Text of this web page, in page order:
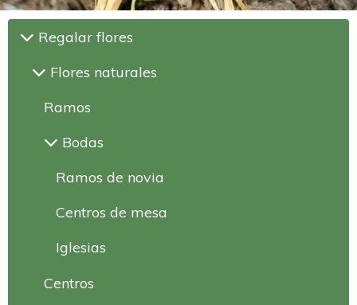
Regalar flores
Flores naturales
Ramos
Bodas
Ramos de novia
Centros de mesa
Iglesias
Centros